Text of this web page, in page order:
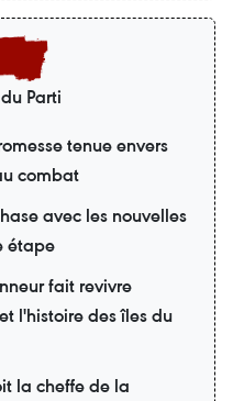
Parti
tenue envers
combat
avec les nouvelles
étape
fait revivre
l'histoire des îles du
la cheffe de la